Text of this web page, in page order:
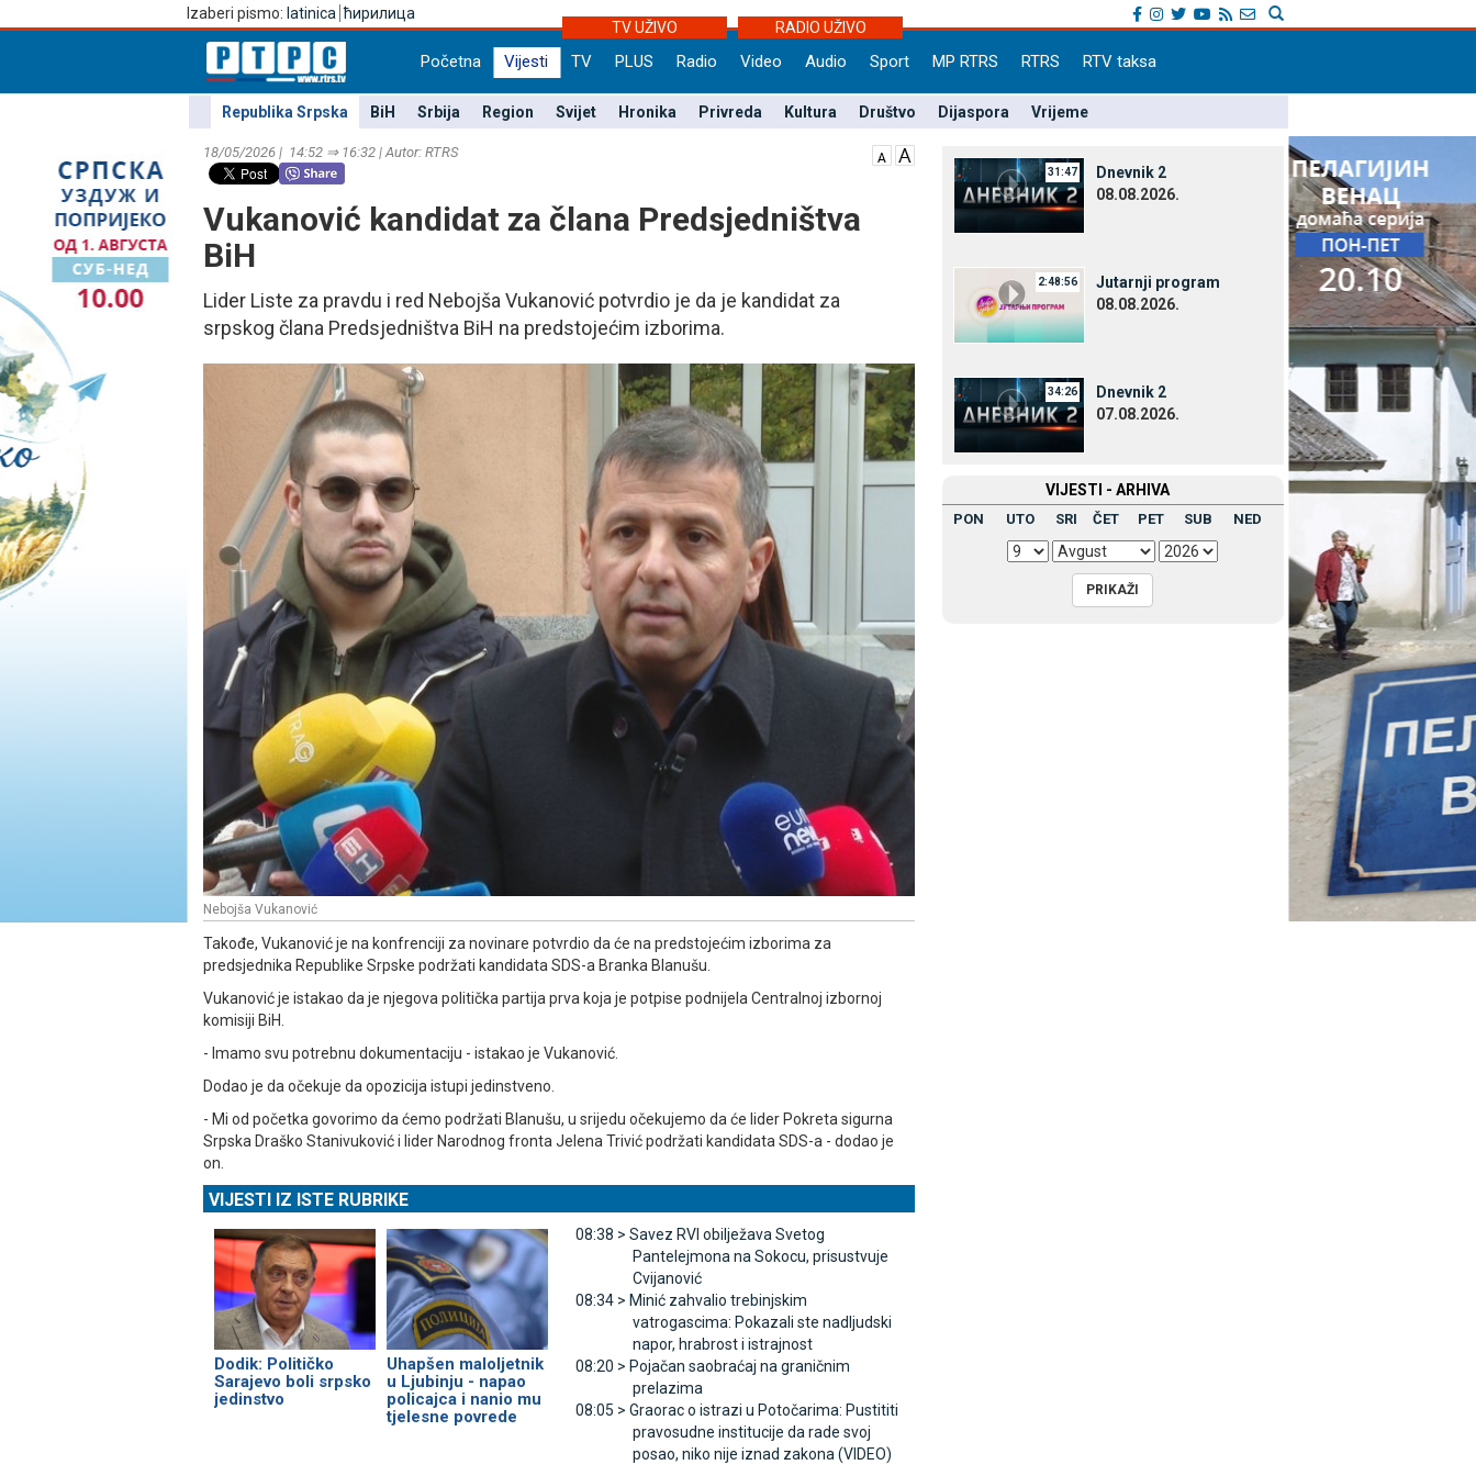
Izaberi pismo: latinica ћирилица
TV UŽIVO
RADIO UŽIVO
Početna Vijesti TV PLUS Radio Video Audio Sport MP RTRS RTRS RTV taksa
Republika Srpska BiH Srbija Region Svijet Hronika Privreda Kultura Društvo Dijaspora Vrijeme
18/05/2026 | 14:52 ⇒ 16:32 | Autor: RTRS
Vukanović kandidat za člana Predsjedništva
BiH
Lider Liste za pravdu i red Nebojša Vukanović potvrdio je da je kandidat za
srpskog člana Predsjedništva BiH na predstojećim izborima.
Nebojša Vukanović
Takođe, Vukanović je na konfrenciji za novinare potvrdio da će na predstojećim izborima za
predsjednika Republike Srpske podržati kandidata SDS-a Branka Blanušu.
Vukanović je istakao da je njegova politička partija prva koja je potpise podnijela Centralnoj izbornoj
komisiji BiH.
- Imamo svu potrebnu dokumentaciju - istakao je Vukanović.
Dodao je da očekuje da opozicija istupi jedinstveno.
- Mi od početka govorimo da ćemo podržati Blanušu, u srijedu očekujemo da će lider Pokreta sigurna
Srpska Draško Stanivuković i lider Narodnog fronta Јelena Trivić podržati kandidata SDS-a - dodao je
on.
VIJESTI IZ ISTE RUBRIKE
Dodik: Političko
Sarajevo boli srpsko
jedinstvo
Uhapšen maloljetnik
u Ljubinju - napao
policajca i nanio mu
tjelesne povrede
08:38 > Savez RVI obilježava Svetog
Pantelejmona na Sokocu, prisustvuje
Cvijanović
08:34 > Minić zahvalio trebinjskim
vatrogascima: Pokazali ste nadljudski
napor, hrabrost i istrajnost
08:20 > Pojačan saobraćaj na graničnim
prelazima
08:05 > Graorac o istrazi u Potočarima: Pustititi
pravosudne institucije da rade svoj
posao, niko nije iznad zakona (VIDEO)
31:47
Dnevnik 2
08.08.2026.
2:48:56
Јutarnji program
08.08.2026.
34:26
Dnevnik 2
07.08.2026.
VIЈESTI - ARHIVA
PON UTO SRI ČET PET SUB NED